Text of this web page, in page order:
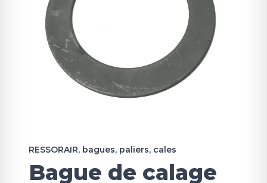
RESSORAIR, bagues, paliers, cales
Bague de calage